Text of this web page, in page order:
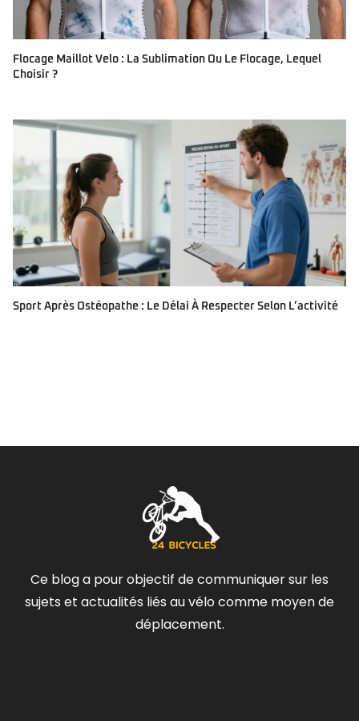
Flocage Maillot Velo : La Sublimation Ou Le Flocage, Lequel
Choisir ?
Sport Après Ostéopathe : Le Délai À Respecter Selon L’activité
Ce blog a pour objectif de communiquer sur les
sujets et actualités liés au vélo comme moyen de
déplacement.